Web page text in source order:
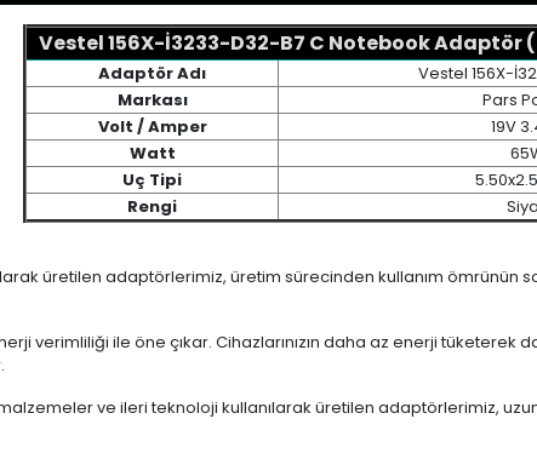
Vestel 156X-İ3233-D32-B7 C Notebook Adaptör
Adaptör Adı
Vestel 156X-
Markası
Pars
Volt / Amper
19V
Watt
Uç Tipi
Rengi
üretilen adaptörlerimiz, üretim sürecinden kullanım
verimliliği ile öne çıkar. Cihazlarınızın daha az enerji tüketerek
ve ileri teknoloji kullanılarak üretilen adaptörlerimiz,